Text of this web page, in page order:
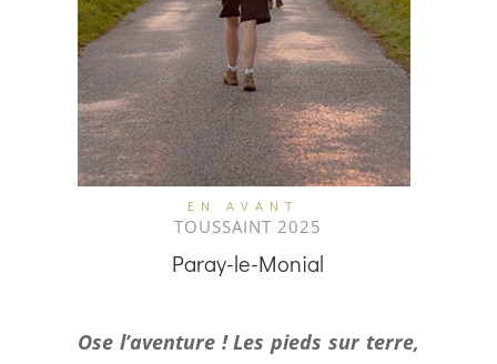
EN AVANT
TOUSSAINT 2025
Paray-le-Monial
Ose l’aventure ! Les pieds sur terre,